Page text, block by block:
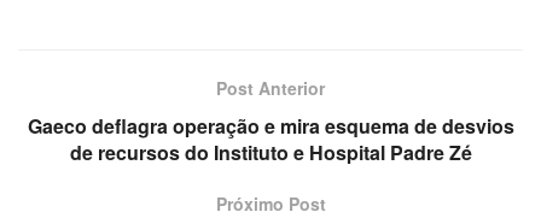
Post Anterior
Gaeco deflagra operação e mira esquema de desvios
de recursos do Instituto e Hospital Padre Zé
Próximo Post